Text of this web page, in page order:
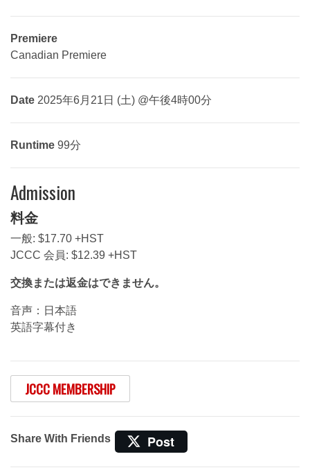
Premiere
Canadian Premiere
Date 2025年6月21日 (土) @午後4時00分
Runtime 99分
Admission
料金
一般: $17.70 +HST
JCCC 会員: $12.39 +HST
交換または返金はできません。
音声：日本語
英語字幕付き
JCCC MEMBERSHIP
Share With Friends Post